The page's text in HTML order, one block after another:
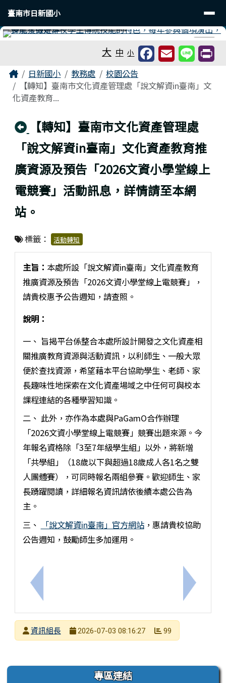
臺南市日新國小
導覽列
臺南市日新國小
⏸
大 中 小
主內容區域
Home日新國小 教務處
校園公告
【轉知】臺南市文化資產管理處「說文解資in臺南」文
化資產教育...
回上頁
【轉知】臺南市文化資產管理處
「說文解資in臺南」文化資產教育推
廣資源及預告「2026文資小學堂線上
電競賽」活動訊息，詳情請至本網
站。
標籤： 活動轉知
上一筆：【轉知】國立臺灣師範大學辦理「運算思
主旨： 本處所設「說文解資in臺南」文化資產教育
推廣資源及預告「2026文資小學堂線上電競賽」，
請貴校惠予公告週知，請查照。
說明：
一、 旨揭平台係整合本處所設計開發之文化資產相
關推廣教育資源與活動資訊，以利師生、一般大眾
便於查找資源，希望藉本平台協助學生、老師、家
長趣味性地探索在文化資產場域之中任何可與校本
課程連結的各種學習知識。
二、 此外，亦作為本處與PaGamO合作辦理
「2026文資小學堂線上電競賽」競賽出題來源。今
年報名資格除「3至7年級學生組」以外，將新增
「共學組」（18歲以下與超過18歲成人各1名之雙
人團體賽），可同時報名兩組參賽。歡迎師生、家
長踴躍閱讀，詳細報名資訊請依後續本處公告為
主。
三、
「說文解資in臺南」官方網站，惠請貴校協助
公告週知，鼓勵師生多加運用。
下一筆：
發布者
資訊組長
2026-07-03 08:16:27 99
左邊區域內容 專區連結
頁尾區域